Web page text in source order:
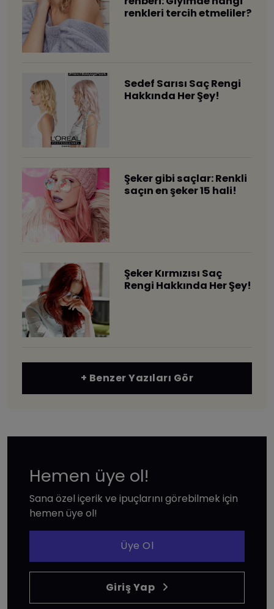
renkleri tercih etmeliler?
Sedef Sarısı Saç Rengi
Hakkında Her Şey!
Şeker gibi saçlar: Renkli
saçın en şeker 15 hali!
Şeker Kırmızısı Saç
Rengi Hakkında Her Şey!
+ Benzer Yazıları Gör
Hemen üye ol!
Sana özel içerik ve ipuçlarını görebilmek için
hemen üye ol!
Üye Ol
Giriş Yap